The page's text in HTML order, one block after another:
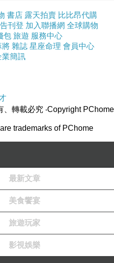
，有時間在白天上課
課，或一學期只能修八
修業年限畢業嗎？歷史
，我看不出為何一個人
「拿到大學文憑」的夢
」、「七年內畢業」或
制。我的猜測是，只要
數量管制，市場自然會
產品。
市場的自由交易固然能
就具有值得高度珍惜並
家將教育稱為服務業，
，教育不止是對人力資
（耐久性）消費財。
書店 露天拍賣 比比昂代購
刊登 加入聯播網 全球購物
包 旅遊 服務中心
將 雜誌 星座命理 會員中心
業簡訊
、轉載必究 ‧Copyright PChome
trademarks of PChome
最新文章
美食饗宴
旅遊玩家
影視娛樂